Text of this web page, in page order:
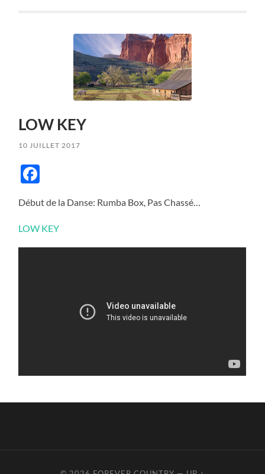
LOW KEY
10 JUILLET 2017
Début de la Danse: Rumba Box, Pas Chassé…
LOW KEY